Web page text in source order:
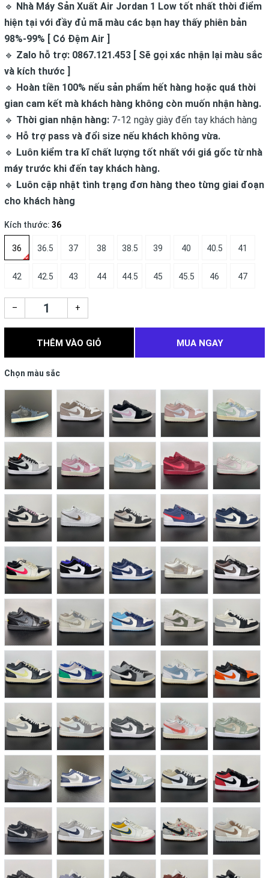
🔹 Nhà Máy Sản Xuất Air Jordan 1 Low tốt nhất thời điểm
hiện tại với đầy đủ mã màu các bạn hay thấy phiên bản
98%-99% [ Có Đệm Air ]
🔹 Zalo hỗ trợ: 0867.121.453 [ Sẽ gọi xác nhận lại màu sắc
và kích thước ]
🔹 Hoàn tiền 100% nếu sản phẩm hết hàng hoặc quá thời
gian cam kết mà khách hàng không còn muốn nhận hàng.
🔹 Thời gian nhận hàng: 7-12 ngày giày đến tay khách hàng
🔹 Hỗ trợ pass và đổi size nếu khách không vừa.
🔹 Luôn kiểm tra kĩ chất lượng tốt nhất với giá gốc từ nhà
máy trước khi đến tay khách hàng.
🔹 Luôn cập nhật tình trạng đơn hàng theo từng giai đoạn
cho khách hàng
Kích thước: 36
36 36.5 37 38 38.5 39 40 40.5 41
42 42.5 43 44 44.5 45 45.5 46 47
– +
THÊM VÀO GIỎ MUA NGAY
Chọn màu sắc